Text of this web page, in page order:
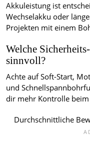
Akkuleistung ist
Wechselakku oder
Projekten mit einem
Welche
sinnvoll?
Achte auf Soft-Start,
und
dir mehr Kontrolle
Durchschnittliche